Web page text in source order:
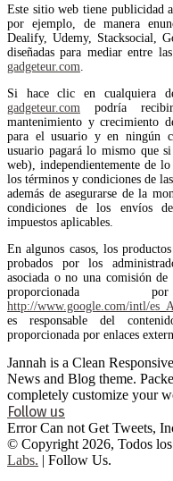
Este sitio web tiene publicidad
por ejemplo, de manera
Dealify, Udemy, Stacksocial,
diseñadas para mediar entre
gadgeteur.com
Si hace clic en cualquiera
gadgeteur.com podría
mantenimiento y crecimiento
para el usuario y en ningún
usuario pagará lo mismo que
web), independientemente de
los términos y condiciones de
además de asegurarse de la
condiciones de los envíos
impuestos aplicables.
En algunos casos, los
probados por los
asociada o no una comisión
proporcionada
http://www.google.com/intl/
es responsable del
proporcionada por enlaces
Jannah is a Clean
News and Blog theme.
completely customize your
Follow us
Error Can not Get Tweets,
© Copyright 2026, Todos
Labs. | Follow Us.